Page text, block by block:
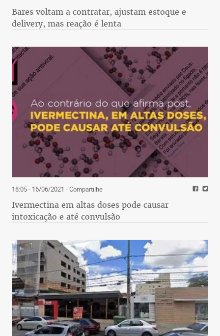
Bares voltam a contratar, ajustam estoque e
delivery, mas reação é lenta
18:05 - 16/06/2021 - Compartilhe
Ivermectina em altas doses pode causar
intoxicação e até convulsão